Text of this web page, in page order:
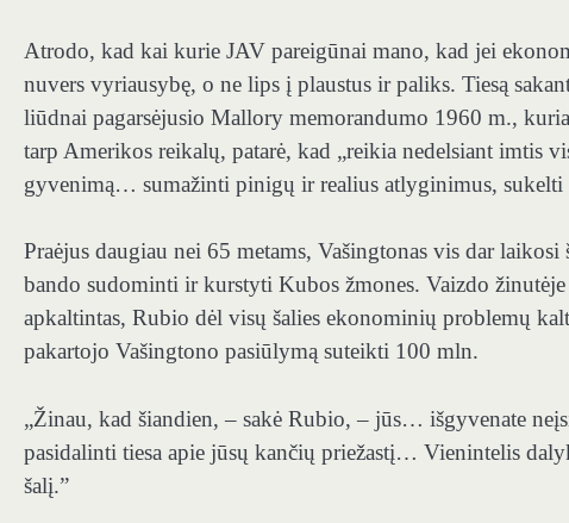
Atrodo, kad kai kurie JAV pareigūnai mano, kad jei
nuvers vyriausybę, o ne lips į plaustus ir paliks. Tiesą
liūdnai pagarsėjusio Mallory memorandumo 1960 m.,
tarp Amerikos reikalų, patarė, kad „reikia nedelsiant
gyvenimą… sumažinti pinigų ir realius atlyginimus, sukelti
Praėjus daugiau nei 65 metams, Vašingtonas vis dar
bando sudominti ir kurstyti Kubos žmones. Vaizdo
apkaltintas, Rubio dėl visų šalies ekonominių problemų
pakartojo Vašingtono pasiūlymą suteikti 100 mln.
„Žinau, kad šiandien, – sakė Rubio, – jūs… išgyvenate
pasidalinti tiesa apie jūsų kančių priežastį… Vienintelis
šalį.”